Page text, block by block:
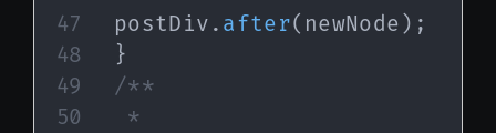
postDiv . after( newNode ) ;
}
/**